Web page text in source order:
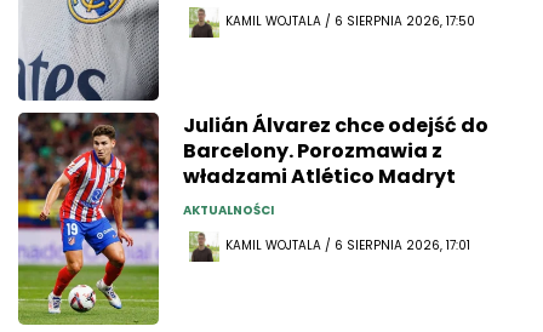
KAMIL WOJTALA / 6 SIERPNIA 2026, 17:50
Julián Álvarez chce odejść do
Barcelony. Porozmawia z
władzami Atlético Madryt
AKTUALNOŚCI
KAMIL WOJTALA / 6 SIERPNIA 2026, 17:01